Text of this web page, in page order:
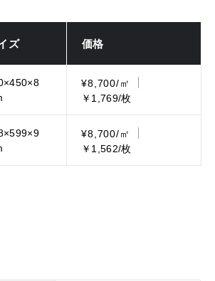
ズ 価格
¥8,700/㎡
￥1,769/枚
¥8,700/㎡
￥1,562/枚